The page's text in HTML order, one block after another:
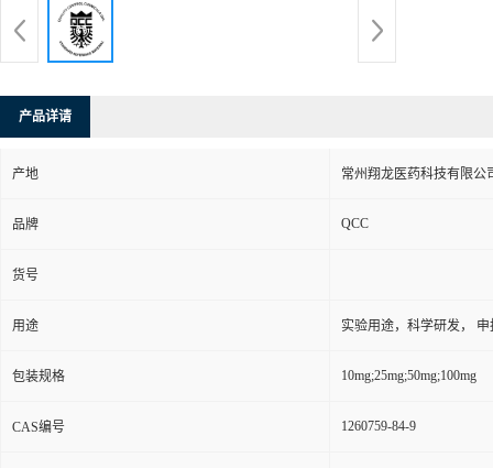
产品详请
产地 常州翔龙医药科技有限公
品牌 QCC
货号
用途 实验用途，科学研发， 申
包装规格 10mg;25mg;50mg;100mg
CAS编号 1260759-84-9